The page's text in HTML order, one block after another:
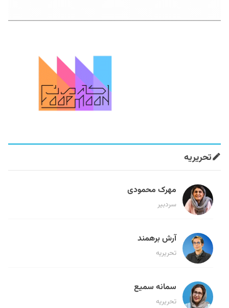
تحریریه
مهرک محمودی
سردبیر
آرش برهمند
تحریریه
سمانه سمیع
تحریریه